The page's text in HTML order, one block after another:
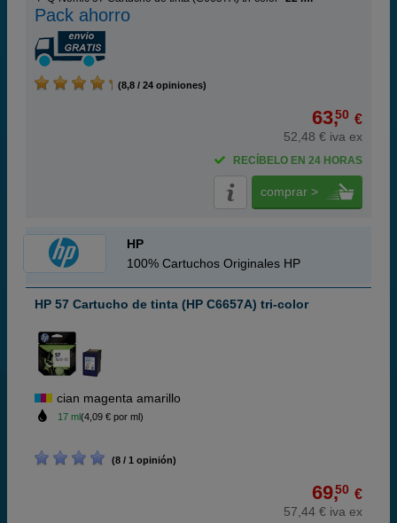
Pack ahorro
(8,8 / 24 opiniones)
63,50 €
52,48 € iva ex
RECÍBELO EN 24 HORAS
comprar >
HP
100% Cartuchos Originales HP
HP 57 Cartucho de tinta (HP C6657A) tri-color
cian magenta amarillo
17 ml(4,09 € por ml)
(8 / 1 opinión)
69,50 €
57,44 € iva ex